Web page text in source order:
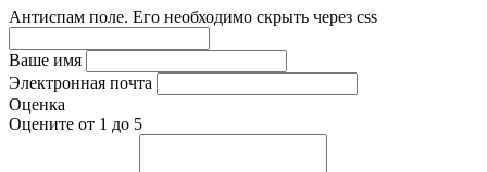
Антиспам поле. Его необходимо скрыть через css
Ваше имя
Электронная почта
Оценка
Оцените от 1 до 5